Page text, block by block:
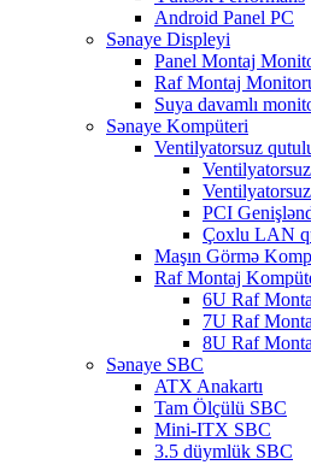
Android Panel PC
Sənaye Displeyi
Panel Montaj
Raf Montaj
Suya davamlı
Sənaye Kompüteri
Ventilyatorsuz
PCI
Çoxlu LAN
Maşın Görmə
Raf Montaj
6U Raf
7U Raf
8U Raf
Sənaye SBC
ATX Anakartı
Tam Ölçülü SBC
Mini-ITX SBC
3.5 düymlük SBC